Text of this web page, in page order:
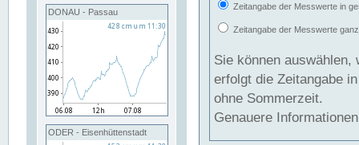
DONAU - Passau
ODER - Eisenhüttenstadt
Zeitangabe der Messwerte in
Zeitangabe der Messwerte
Sie können auswählen,
erfolgt die Zeitangabe
ohne Sommerzeit.
Genauere